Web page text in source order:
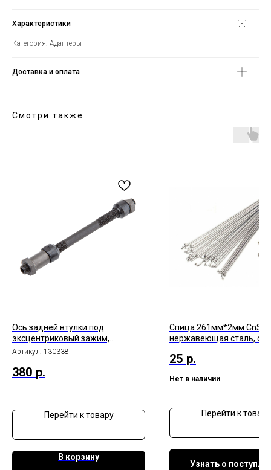
Характеристики
Категория: Адаптеры
Доставка и оплата
Смотри также
Ось задней втулки под
эксцентриковый зажим,
диаметр 3/8", 145 мм, в
Артикул: 130338
380 р.
Перейти к товару
В корзину
Спица 261мм*2мм
нержавеющая сталь, с
25 р.
Нет в наличии
Перейти к товару
Узнать о